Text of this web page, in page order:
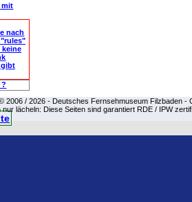
mit
nach
"rules"
keine
gibt
2006 / 2026 - Deutsches Fernsehmuseum Filzbaden -
nur lächeln: Diese Seiten sind garantiert RDE / IPW